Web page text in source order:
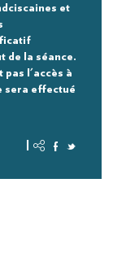
et
de la séance.
pas l'accès à
sera effectué